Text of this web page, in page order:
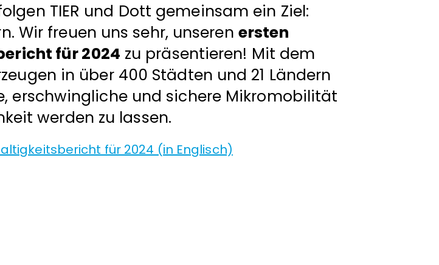
TIER und Dott gemeinsam ein Ziel:
Wir freuen uns sehr, unseren ersten
für 2024 zu präsentieren! Mit dem
in über 400 Städten und 21 Ländern
erschwingliche und sichere Mikromobilität
werden zu lassen.
für 2024 (in Englisch)